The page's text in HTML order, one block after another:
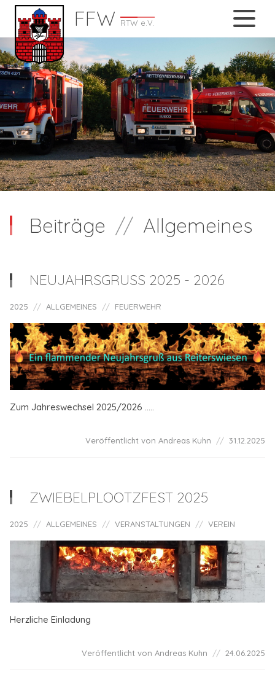
FFW RTW e.V.
Beiträge // Allgemeines
NEUJAHRSGRUSS 2025 - 2026
2025 ALLGEMEINES FEUERWEHR
Zum Jahreswechsel 2025/2026 .....
Veröffentlicht von Andreas Kuhn 31.12.2025
ZWIEBELPLOOTZFEST 2025
2025 ALLGEMEINES VERANSTALTUNGEN VEREIN
Herzliche Einladung
Veröffentlicht von Andreas Kuhn 24.06.2025